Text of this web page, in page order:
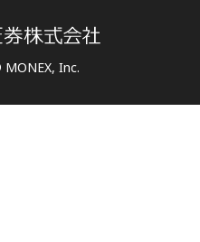
MONEX, Inc.